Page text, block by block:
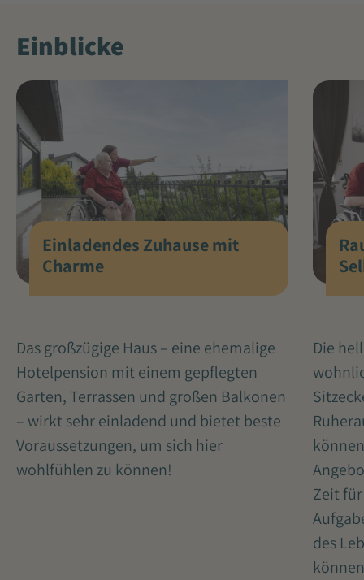
Einblicke
Einladendes Zuhause mit
Charme
Das großzügige Haus – eine ehemalige
Hotelpension mit einem gepflegten
Garten, Terrassen und großen Balkonen
– wirkt sehr einladend und bietet beste
Voraussetzungen, um sich hier
wohlfühlen zu können!
Die
Zeit
des